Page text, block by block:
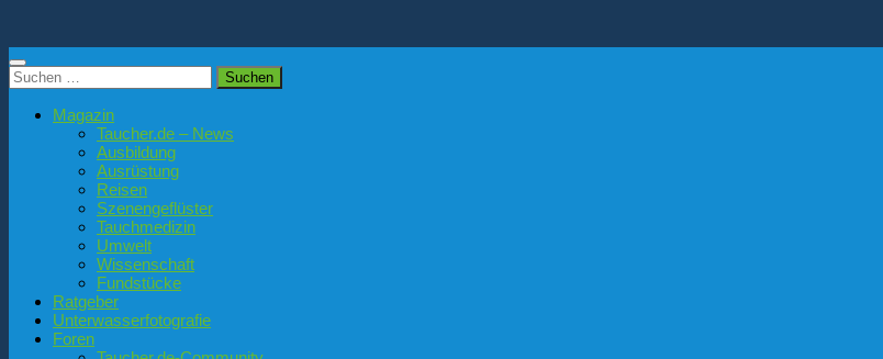
Suchen
nach:
Magazin
Taucher.de – News
Ausbildung
Ausrüstung
Reisen
Szenengeflüster
Tauchmedizin
Umwelt
Wissenschaft
Fundstücke
Ratgeber
Unterwasserfotografie
Foren